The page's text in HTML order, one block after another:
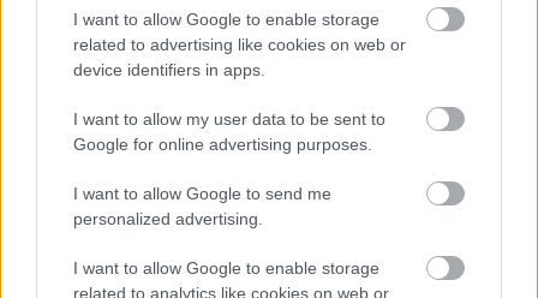
I want to allow Google to enable storage
related to advertising like cookies on web or
device identifiers in apps.
I want to allow my user data to be sent to
Google for online advertising purposes.
I want to allow Google to send me
personalized advertising.
I want to allow Google to enable storage
related to analytics like cookies on web or
előtt fél évvel ki kell írnia a pályázatot az
önkormányzatnak, ez májusban lett volna esedékes,
de ez sem történt meg.
A szeptember 27-re tervezett A gyilkos
bemutató sorsárólSeress Zoltán
így szólt: "Mi
június 7-ig megcsináltuk a darabot, hat-hét próba
után bemutatnánk szeptember végén. Az alkotókat
értelemszerűen június 7-ig fizettük ki, a többi a